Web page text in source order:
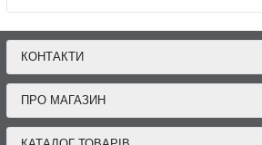
КОНТАКТИ
ПРО МАГАЗИН